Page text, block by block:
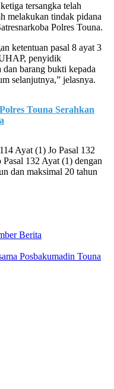
tersangka telah
melakukan tindak pidana
Polres Touna.
ketentuan pasal 8 ayat 3
penyidik
barang bukti kepada
selanjutnya,” jelasnya.
Touna Serahkan
Ayat (1) Jo Pasal 132
132 Ayat (1) dengan
dan maksimal 20 tahun
Berita
Posbakumadin Touna